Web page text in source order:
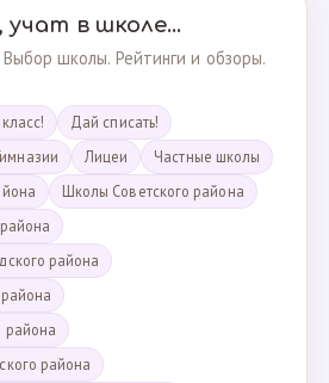
в школе...
школы. Рейтинги и обзоры.
Дай списать!
Лицеи
Частные школы
Школы Советского района
района
района
района